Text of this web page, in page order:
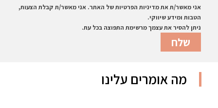
אני מאשר/ת את מדיניות הפרטיות של האתר. אני מאשר/ת קבלת הצעות,
הטבות ומידע שיווקי.
ניתן להסיר את עצמך מרשימת התפוצה בכל עת.
מה אומרים עלינו